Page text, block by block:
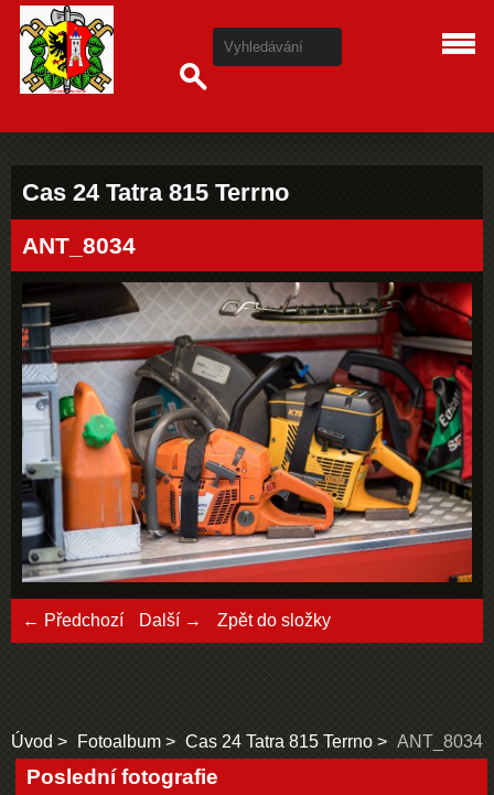
Cas 24 Tatra 815 Terrno
ANT_8034
← Předchozí Další → Zpět do složky
Úvod Fotoalbum Cas 24 Tatra 815 Terrno ANT_8034
Poslední fotografie